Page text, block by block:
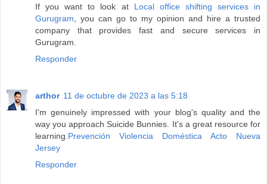
If you want to look at Local office shifting services in
Gurugram, you can go to my opinion and hire a trusted
company that provides fast and secure services in
Gurugram.
Responder
arthor 11 de octubre de 2023 a las 5:18
I'm genuinely impressed with your blog's quality and the
way you approach Suicide Bunnies. It's a great resource for
learning.Prevención Violencia Doméstica Acto Nueva
Jersey
Responder